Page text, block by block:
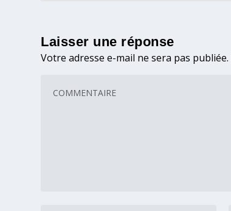
Laisser une réponse
Votre adresse e-mail ne sera pas publiée.